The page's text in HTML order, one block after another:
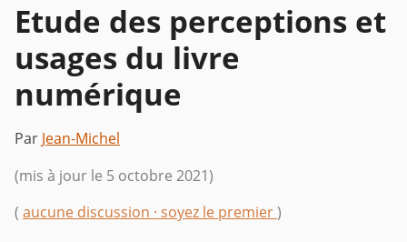
Etude des perceptions et
usages du livre
numérique
Par Jean-Michel
(mis à jour le 5 octobre 2021)
( aucune discussion · soyez le premier)